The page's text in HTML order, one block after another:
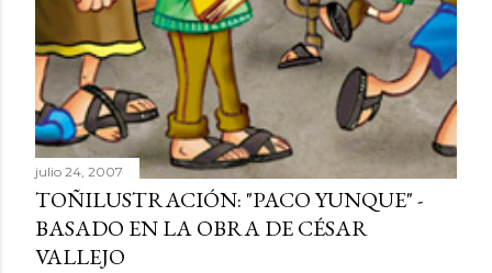
julio 24, 2007
TOÑILUSTRACIÓN: "PACO YUNQUE" -
BASADO EN LA OBRA DE CÉSAR
VALLEJO